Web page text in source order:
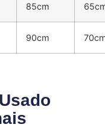
85cm
90cm